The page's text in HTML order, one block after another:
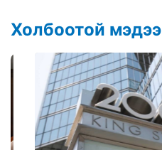
Холбоотой мэдээ